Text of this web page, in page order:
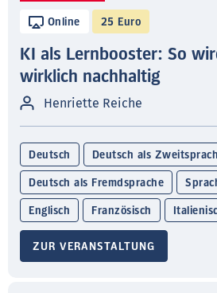
Online 25 Euro
KI als Lernbooster: So
wirklich nachhaltig
Henriette Reiche
Deutsch Deutsch als
Deutsch als Fremdsprache
Englisch Französisch
ZUR VERANSTALTUNG